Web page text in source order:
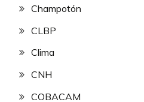
Champotón
CLBP
Clima
CNH
COBACAM